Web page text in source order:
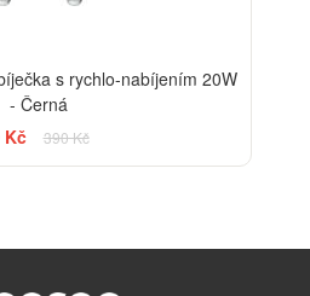
s rychlo-nabíjením 20W
- Černá
Kč
390 Kč